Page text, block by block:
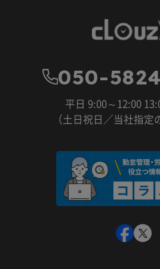
050-
平日 9:00～12:00
（土日祝日／当社指定